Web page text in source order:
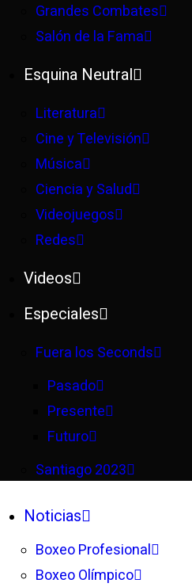
Grandes Combates
Salón de la Fama
Esquina Neutral
Literatura
Cine y Televisión
Música
Ciencia y Salud
Videojuegos
Redes
Videos
Especiales
Fuera los Seconds
Pasado
Presente
Futuro
Santiago 2023
Noticias
Boxeo Profesional
Boxeo Olímpico